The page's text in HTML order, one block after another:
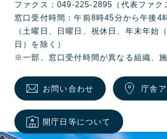
ファクス：049-225-2895（代表ファク
窓口受付時間：午前8時45分から午後4
（土曜日、日曜日、祝休日、年末年始
日）を除く）
※一部、窓口受付時間が異なる組織、施
お問い合わせ 庁舎
開庁日等について